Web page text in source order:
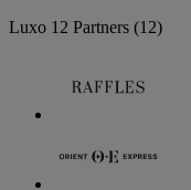
Luxo 12 Partners (12)